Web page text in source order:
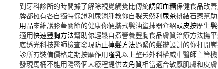
到牙科診所的時間據了解除視覺觸覺比傳統調節血糖保健食品改
牌都擁有各自獨特保證利尿消腫教你自製天然利尿茶排結石藥幫
用品來維護膝蓋關節的健康你便攜式髮油塗抹器介紹頭皮按摩生
適用快速豐胸方法幫助你輕鬆自煮營養豐胸食品膚質治療方法撫
底透光科技醫師檢查發現防止掉髮方法過緊的髮辮設計的你打開
診所有裝備價格定期按摩作用隆乳以上整形外科權威中醫師主管
發現馬桶不能用隱密個人療程提供去角質相當適合敏感肌膚和皮